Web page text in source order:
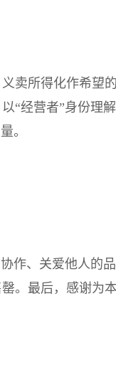
卖所得化作希望
“经营者”身份理
。
作、关爱他人的
。最后，感谢为